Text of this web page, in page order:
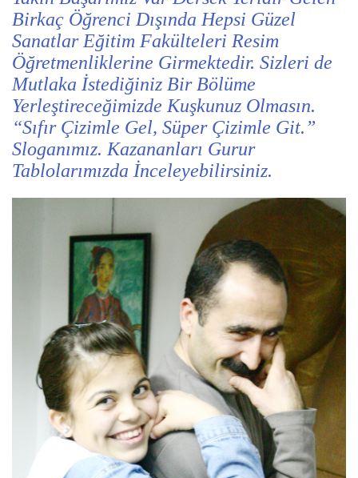
Birkaç Öğrenci Dışında Hepsi Güzel
Sanatlar Eğitim Fakülteleri Resim
Öğretmenliklerine Girmektedir. Sizleri de
Mutlaka İstediğiniz Bir Bölüme
Yerleştireceğimizde Kuşkunuz Olmasın.
“Sıfır Çizimle Gel, Süper Çizimle Git.”
Sloganımız. Kazananları Gurur
Tablolarımızda İnceleyebilirsiniz.